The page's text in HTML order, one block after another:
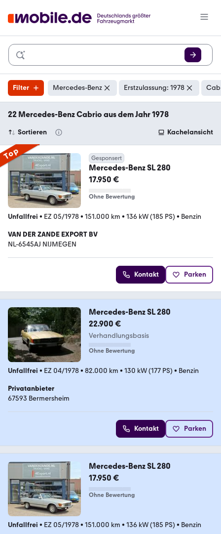
Filter Mercedes-Benz Erstzulassung: 1978
22 Mercedes-Benz Cabrio aus dem Jahr 1978
Sortieren Kachelansicht
Top Gesponsert
Mercedes-Benz SL 280
17.950 €
Ohne Bewertung
Unfallfrei • EZ 05/1978• 151.000 km • 136 kW (185 PS) • Benzin
VAN DER ZANDE EXPORT BV
NL-6545AJ NIJMEGEN
Kontakt Parken
Mercedes-Benz SL 280
22.900 €
Verhandlungsbasis
Ohne Bewertung
Unfallfrei • EZ 04/1978• 82.000 km • 130 kW (177 PS) • Benzin
Privatanbieter
67593 Bermersheim
Kontakt Parken
Mercedes-Benz SL 280
17.950 €
Ohne Bewertung
Unfallfrei • EZ 05/1978• 151.000 km • 136 kW (185 PS) • Benzin